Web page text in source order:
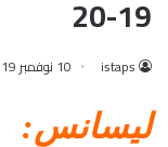
19-20
istaps 10 نوفمبر 2019
ليسانس: